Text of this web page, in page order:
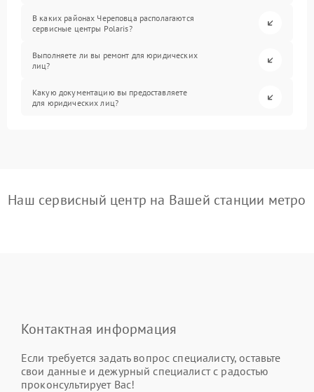
В каких районах Череповца располагаются
сервисные центры Polaris?
Выполняете ли вы ремонт для юридических
лиц?
Какую документацию вы предоставляете
для юридических лиц?
Наш сервисный центр на Вашей станции метро
Контактная информация
Если требуется задать вопрос специалисту, оставьте
свои данные и дежурный специалист с радостью
проконсультирует Вас!